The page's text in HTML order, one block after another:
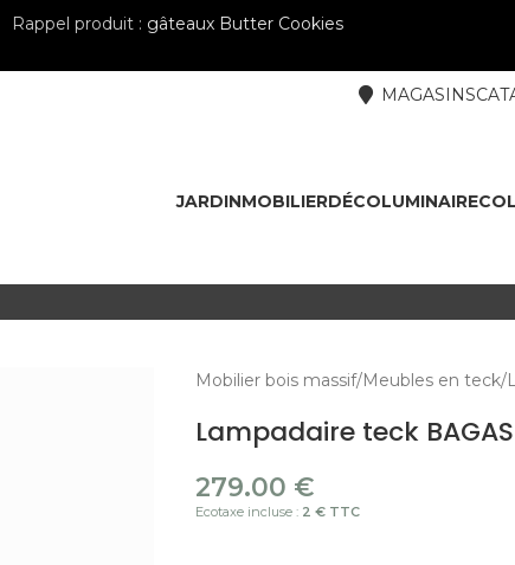
Rappel produit : gâteaux Butter Cookies
MAGASINS
JARDINMOBILIERDÉCOLUMINAIRE
Mobilier bois massif Meubles en teck
Lampadaire teck
279.00 €
Ecotaxe incluse :2 € TTC